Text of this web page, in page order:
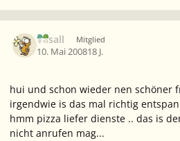
Vasall Mitglied
10. Mai 200818 J.
hui und schon wieder nen schöner
irgendwie is das mal richtig
hmm pizza liefer dienste .. das is
nicht anrufen mag...